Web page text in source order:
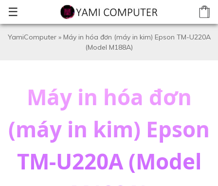
☰
YamiComputer» Máy in hóa đơn (máy in kim) Epson TM-U220A
(Model M188A)
Máy in hóa đơn
(máy in kim) Epson
TM-U220A (Model